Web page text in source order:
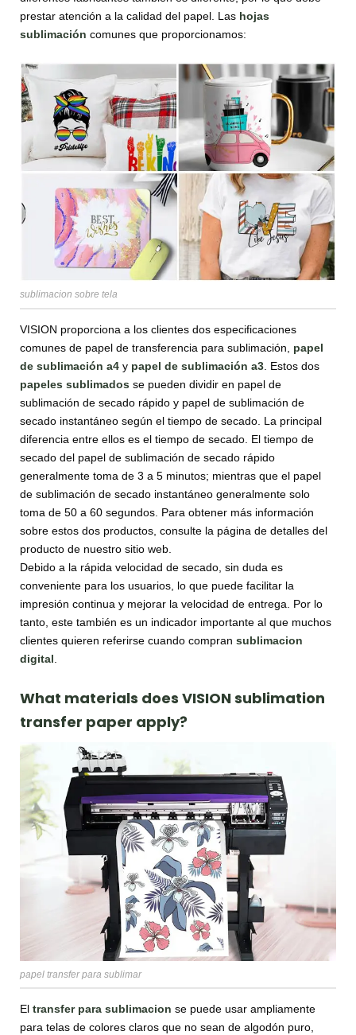
prestar atención a la calidad del papel. Las hojas
sublimación comunes que proporcionamos:
sublimacion sobre tela
VISION proporciona a los clientes dos especificaciones
comunes de papel de transferencia para sublimación, papel
de sublimación a4 y papel de sublimación a3 . Estos dos
papeles sublimados se pueden dividir en papel de
sublimación de secado rápido y papel de sublimación de
secado instantáneo según el tiempo de secado. La principal
diferencia entre ellos es el tiempo de secado. El tiempo de
secado del papel de sublimación de secado rápido
generalmente toma de 3 a 5 minutos; mientras que el papel
de sublimación de secado instantáneo generalmente solo
toma de 50 a 60 segundos. Para obtener más información
sobre estos dos productos, consulte la página de detalles del
producto de nuestro sitio web.
Debido a la rápida velocidad de secado, sin duda es
conveniente para los usuarios, lo que puede facilitar la
impresión continua y mejorar la velocidad de entrega. Por lo
tanto, este también es un indicador importante al que muchos
clientes quieren referirse cuando compran sublimacion
digital
What materials does VISION sublimation
transfer paper apply?
papel transfer para sublimar
El transfer para sublimacion se puede usar ampliamente
para telas de colores claros que no sean de algodón puro,